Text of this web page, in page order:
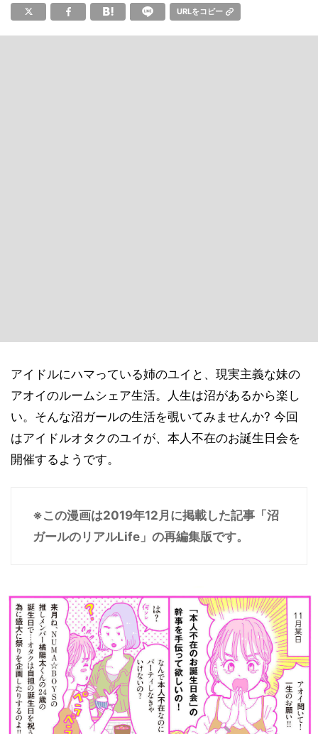
URLをコピー
アイドルにハマっている姉のユイと、現実主義な妹の
アオイのルームシェア生活。人生は沼があるから楽し
い。そんな沼ガールの生活を覗いてみませんか? 今回
はアイドルオタクのユイが、本人不在のお誕生日会を
開催するようです。
※この漫画は2019年12月に掲載した記事「沼
ガールのリアルLife」の再編集版です。